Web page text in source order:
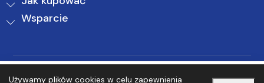
Wsparcie
Używamy plików cookies w celu zapewnienia